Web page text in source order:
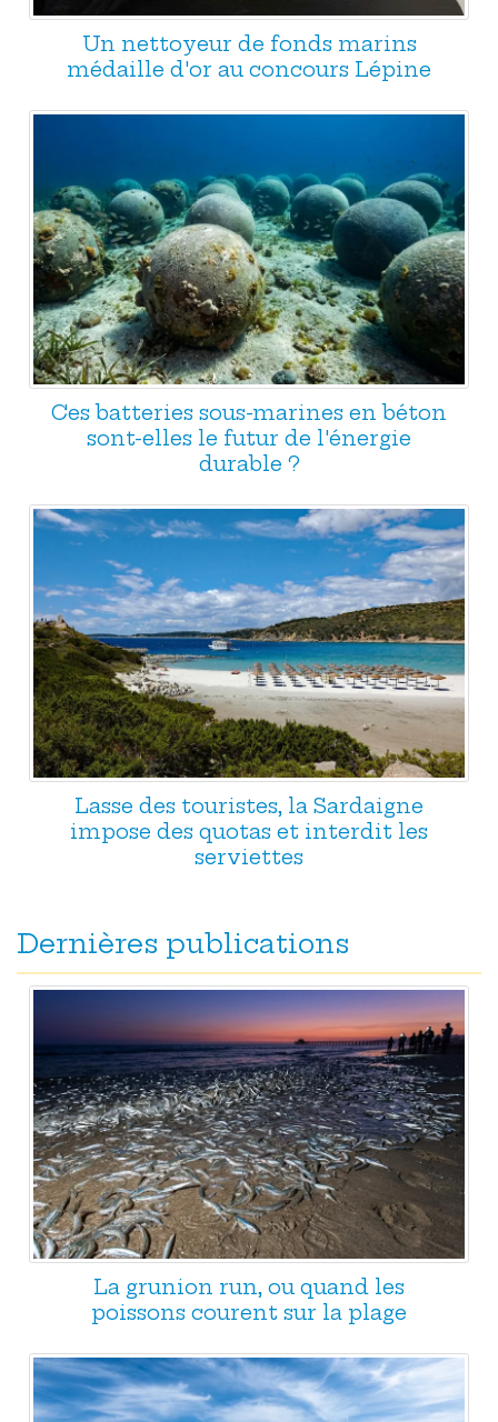
Un nettoyeur de fonds marins
médaille d'or au concours Lépine
Ces batteries sous-marines en béton
sont-elles le futur de l'énergie
durable ?
Lasse des touristes, la Sardaigne
impose des quotas et interdit les
serviettes
Dernières publications
La grunion run, ou quand les
poissons courent sur la plage